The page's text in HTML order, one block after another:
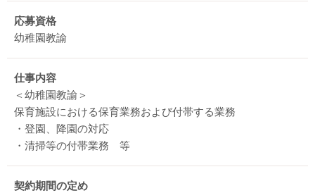
応募資格
幼稚園教諭
仕事内容
＜幼稚園教諭＞
保育施設における保育業務および付帯する業務
・登園、降園の対応
・清掃等の付帯業務 等
契約期間の定め